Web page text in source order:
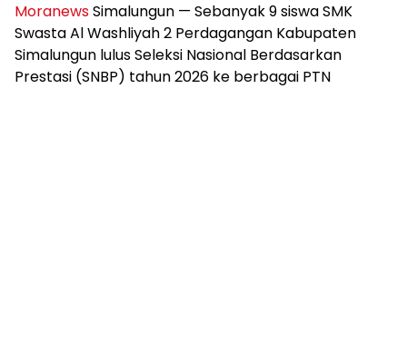
MoranewsSimalungun — Sebanyak 9 siswa SMK
Swasta Al Washliyah 2 Perdagangan Kabupaten
Simalungun lulus Seleksi Nasional Berdasarkan
Prestasi (SNBP) tahun 2026 ke berbagai PTN